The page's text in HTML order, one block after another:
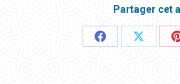
Partager cet
Partager